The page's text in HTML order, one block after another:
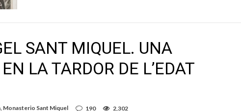
SANT MIQUEL. UNA
LA TARDOR DE L’EDAT
Monasterio Sant Miquel 190 2,302